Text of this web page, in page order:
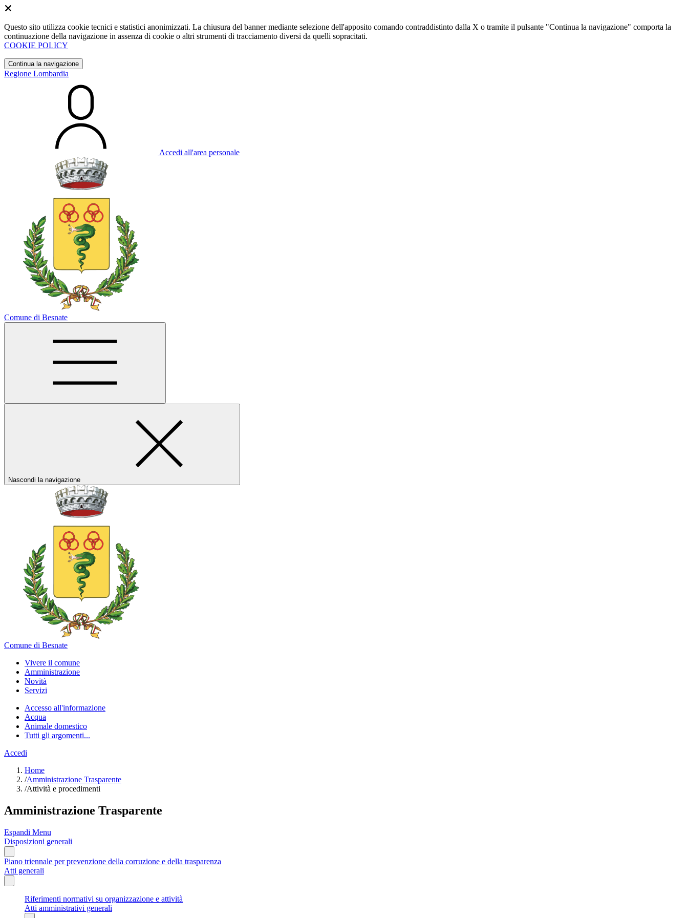
Questo sito utilizza cookie tecnici e statistici anonimizzati. La chiusura del banner mediante selezione dell'apposito comando contraddistinto dalla X o tramite il pulsante "Continua la navigazione" comporta la
continuazione della navigazione in assenza di cookie o altri strumenti di tracciamento diversi da quelli sopracitati.
COOKIE POLICY
Continua la navigazione
Regione Lombardia
Accedi all'area personale
Comune di Besnate
Nascondi la navigazione
Comune di Besnate
Vivere il comune
Amministrazione
Novità
Servizi
Accesso all'informazione
Acqua
Animale domestico
Tutti gli argomenti...
Accedi
Home
/Amministrazione Trasparente
/Attività e procedimenti
Amministrazione Trasparente
Espandi Menu
Disposizioni generali
Piano triennale per prevenzione della corruzione e della trasparenza
Atti generali
Riferimenti normativi su organizzazione e attività
Atti amministrativi generali